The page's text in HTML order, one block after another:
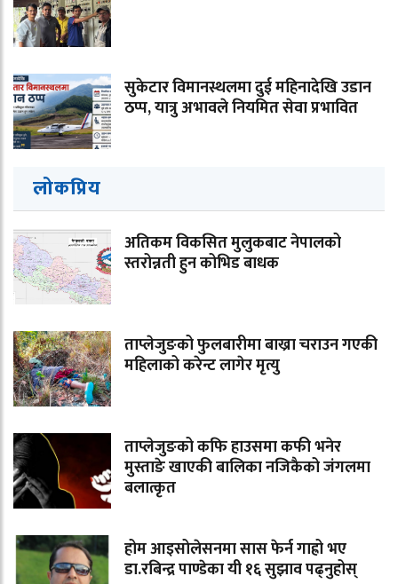
सुकेटार विमानस्थलमा दुई महिनादेखि उडान
ठप्प, यात्रु अभावले नियमित सेवा प्रभावित
लोकप्रिय
अतिकम विकसित मुलुकबाट नेपालको
स्तरोन्नती हुन कोभिड बाधक
ताप्लेजुङको फुलबारीमा बाख्रा चराउन गएकी
महिलाको करेन्ट लागेर मृत्यु
ताप्लेजुङको कफि हाउसमा कफी भनेर
मुस्ताङे खाएकी बालिका नजिकैको जंगलमा
बलात्कृत
होम आइसोलेसनमा सास फेर्न गाह्रो भए
डा.रबिन्द्र पाण्डेका यी १६ सुझाव पढ्नुहोस्